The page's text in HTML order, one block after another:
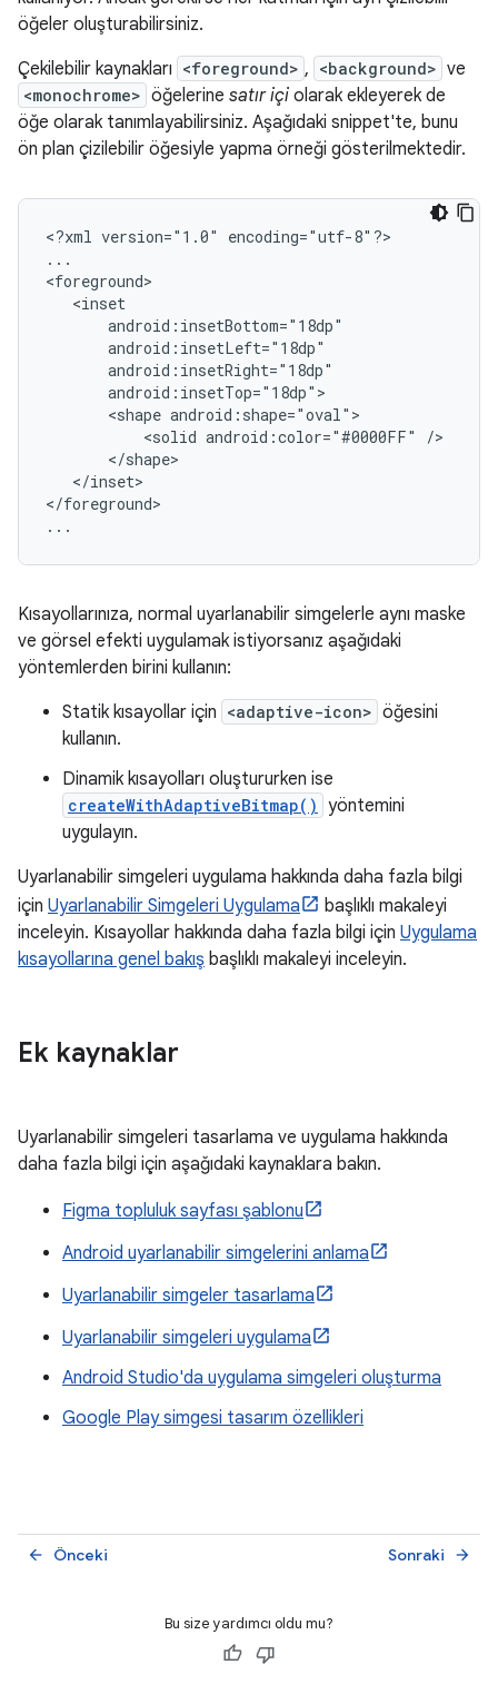
öğeler oluşturabilirsiniz.
Çekilebilir kaynakları <foreground> , <background> ve
<monochrome> öğelerine satır içi olarak ekleyerek de
öğe olarak tanımlayabilirsiniz. Aşağıdaki snippet'te, bunu
ön plan çizilebilir öğesiyle yapma örneği gösterilmektedir.
<?xml version="1.0"
encoding="utf-8"?>
...
<shape
<solid android:color="#0000FF"
</inset>
</foreground>
...
Kısayollarınıza, normal uyarlanabilir simgelerle aynı maske
ve görsel efekti uygulamak istiyorsanız aşağıdaki
yöntemlerden birini kullanın:
Statik kısayollar için <adaptive-icon> öğesini
kullanın.
Dinamik kısayolları oluştururken ise
createWithAdaptiveBitmap() yöntemini
uygulayın.
Uyarlanabilir simgeleri uygulama hakkında daha fazla bilgi
için Uyarlanabilir Simgeleri Uygulama
başlıklı makaleyi
inceleyin. Kısayollar hakkında daha fazla bilgi için Uygulama
kısayollarına genel bakış başlıklı makaleyi inceleyin.
Ek kaynaklar
Uyarlanabilir simgeleri tasarlama ve uygulama hakkında
daha fazla bilgi için aşağıdaki kaynaklara bakın.
Figma topluluk sayfası şablonu
Android uyarlanabilir simgelerini anlama
Uyarlanabilir simgeler tasarlama
Uyarlanabilir simgeleri uygulama
Android Studio'da uygulama simgeleri oluşturma
Google Play simgesi tasarım özellikleri
Önceki
arrow_back Sonraki arrow_forward
Bu size yardımcı oldu mu?